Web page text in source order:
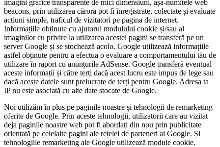
imagini grafice transparente de mici dimensiuni, așa-numitele web
beacons, prin utilizarea cărora pot fi înregistrate, colectate și evaluate
acțiuni simple, traficul de vizitatori pe pagina de internet.
Informațiile obținute cu ajutorul modulului cookie și/sau al
imaginilor cu privire la utilizarea acestei pagini se transferă pe un
server Google și se stochează acolo. Google utilizează informațiile
astfel obținute pentru a efectua o evaluare a comportamentului tău de
utilizare în raport cu anunțurile AdSense. Google transferă eventual
aceste informații și către terți dacă acest lucru este impus de lege sau
dacă aceste datele sunt prelucrate de terți pentru Google. Adresa ta
IP nu este asociată cu alte date stocate de Google.
Noi utilizăm în plus pe paginile noastre și tehnologii de remarketing
oferite de Google. Prin aceste tehnologii, utilizatorii care au vizitat
deja paginile noastre web pot fi abordați din nou prin publicitate
orientată pe celelalte pagini ale rețelei de parteneri ai Google. Și
tehnologiile remarketing ale Google utilizează module cookie.